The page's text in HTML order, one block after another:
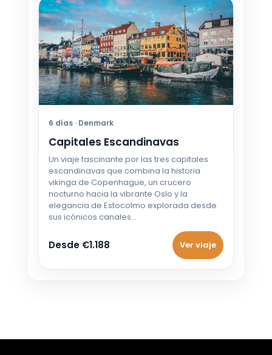
6 días · Denmark
Capitales Escandinavas
Un viaje fascinante por las tres capitales
escandinavas que combina la historia
vikinga de Copenhague, un crucero
nocturno hacia la vibrante Oslo y la
elegancia de Estocolmo explorada desde
sus icónicos canales…
Desde €1.188 Ver viaje